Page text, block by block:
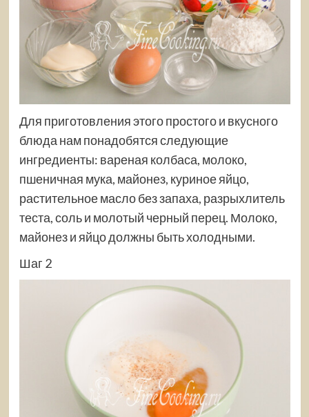
Для приготовления этого простого и вкусного
блюда нам понадобятся следующие
ингредиенты: вареная колбаса, молоко,
пшеничная мука, майонез, куриное яйцо,
растительное масло без запаха, разрыхлитель
теста, соль и молотый черный перец. Молоко,
майонез и яйцо должны быть холодными.
Шаг 2